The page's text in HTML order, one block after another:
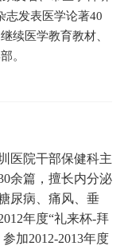
志发表医学论著40
续医学教育教材、
。
医院干部保健科主
余篇，擅长内分泌
尿病、痛风、垂
年度“礼来杯-拜
参加2012-2013年度